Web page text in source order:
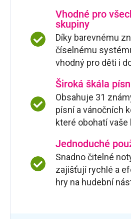
Vhodné pro
skupiny
Díky barevnému
číselnému
vhodný pro děti i
Široká škála
Obsahuje 31
písní a vánočních
které obohatí
Jednoduché
Snadno čitelné
zajišťují rychlé a
hry na hudební